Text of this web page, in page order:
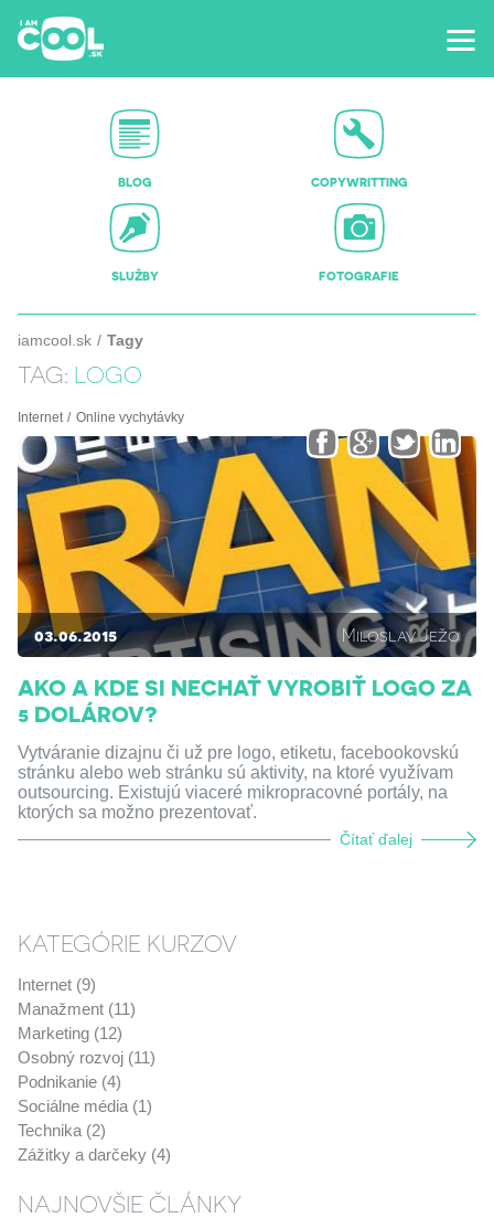
BLOG COPYWRITTING
SLUŽBY FOTOGRAFIE
iamcool.sk Tagy
TAG: LOGO
Internet Online vychytávky
03.06.2015 Miloslav Ježo
AKO A KDE SI NECHAŤ VYROBIŤ LOGO ZA
5 DOLÁROV?
Vytváranie dizajnu či už pre logo, etiketu, facebookovskú
stránku alebo web stránku sú aktivity, na ktoré využívam
outsourcing. Existujú viaceré mikropracovné portály, na
ktorých sa možno prezentovať.
Čítať ďalej
KATEGÓRIE KURZOV
Internet (9)
Manažment (11)
Marketing (12)
Osobný rozvoj (11)
Podnikanie (4)
Sociálne média (1)
Technika (2)
Zážitky a darčeky (4)
NAJNOVŠIE ČLÁNKY